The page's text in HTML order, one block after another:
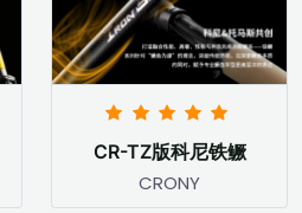
CR-TZ版科尼铁鳜
CRONY